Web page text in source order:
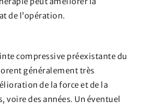
de l’opération.
compressive préexistante du
généralement très
de la force et de la
voire des années. Un éventuel